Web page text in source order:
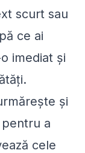
scurt sau
ce ai
imediat și
și
a
cele